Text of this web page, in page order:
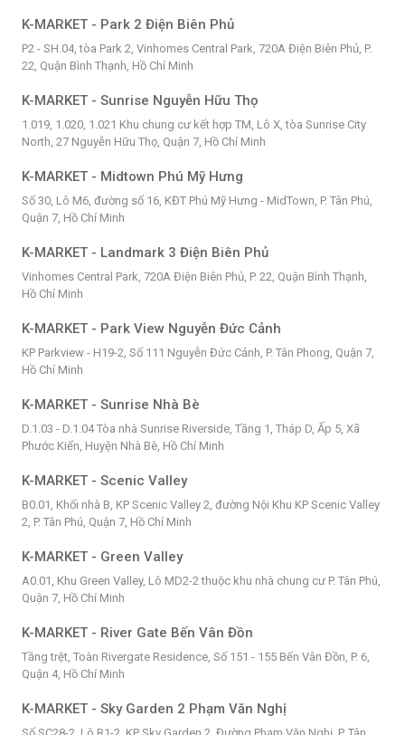
K-MARKET - Park 2 Điện Biên Phủ
P2 - SH.04, tòa Park 2, Vinhomes Central Park, 720A Điện Biên Phủ, P.
22, Quận Bình Thạnh, Hồ Chí Minh
K-MARKET - Sunrise Nguyễn Hữu Thọ
1.019, 1.020, 1.021 Khu chung cư kết hợp TM, Lô X, tòa Sunrise City
North, 27 Nguyễn Hữu Thọ, Quận 7, Hồ Chí Minh
K-MARKET - Midtown Phú Mỹ Hưng
Số 30, Lô M6, đường số 16, KĐT Phú Mỹ Hưng - MidTown, P. Tân Phú,
Quận 7, Hồ Chí Minh
K-MARKET - Landmark 3 Điện Biên Phủ
Vinhomes Central Park, 720A Điện Biên Phủ, P. 22, Quận Bình Thạnh,
Hồ Chí Minh
K-MARKET - Park View Nguyễn Đức Cảnh
KP Parkview - H19-2, Số 111 Nguyễn Đức Cảnh, P. Tân Phong, Quận 7,
Hồ Chí Minh
K-MARKET - Sunrise Nhà Bè
D.1.03 - D.1.04 Tòa nhà Sunrise Riverside, Tầng 1, Tháp D, Ấp 5, Xã
Phước Kiển, Huyện Nhà Bè, Hồ Chí Minh
K-MARKET - Scenic Valley
B0.01, Khối nhà B, KP Scenic Valley 2, đường Nội Khu KP Scenic Valley
2, P. Tân Phú, Quận 7, Hồ Chí Minh
K-MARKET - Green Valley
A0.01, Khu Green Valley, Lô MD2-2 thuộc khu nhà chung cư P. Tân Phú,
Quận 7, Hồ Chí Minh
K-MARKET - River Gate Bến Vân Đồn
Tầng trệt, Toàn Rivergate Residence, Số 151 - 155 Bến Vân Đồn, P. 6,
Quận 4, Hồ Chí Minh
K-MARKET - Sky Garden 2 Phạm Văn Nghị